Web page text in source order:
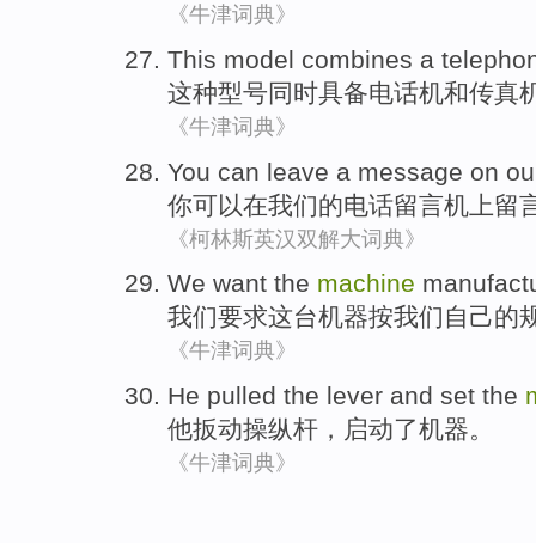
《牛津词典》
This model combines a
这种型号同时具备电话机和传真
《牛津词典》
You can leave a message on
你可以在我们的电话留言机上留
《柯林斯英汉双解大词典》
We want the machine
我们要求这台机器按我们 自己的
《牛津词典》
He pulled the lever and set the
他扳动操纵杆 ，启动了机器。
《牛津词典》